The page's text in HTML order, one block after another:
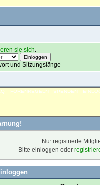
sie sich
und Sitzungslänge
FORENREGELN SPENDEN
Nur registrierte
Bitte einloggen oder